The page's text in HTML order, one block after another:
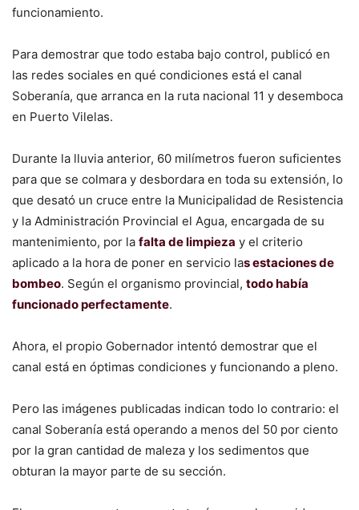
funcionamiento.
Para demostrar que todo estaba bajo control, publicó en
las redes sociales en qué condiciones está el canal
Soberanía, que arranca en la ruta nacional 11 y desemboca
en Puerto Vilelas.
Durante la lluvia anterior, 60 milímetros fueron suficientes
para que se colmara y desbordara en toda su extensión, lo
que desató un cruce entre la Municipalidad de Resistencia
y la Administración Provincial el Agua, encargada de su
mantenimiento, por la falta de limpieza y el criterio
aplicado a la hora de poner en servicio las estaciones de
bombeo. Según el organismo provincial, todo había
funcionado perfectamente.
Ahora, el propio Gobernador intentó demostrar que el
canal está en óptimas condiciones y funcionando a pleno.
Pero las imágenes publicadas indican todo lo contrario: el
canal Soberanía está operando a menos del 50 por ciento
por la gran cantidad de maleza y los sedimentos que
obturan la mayor parte de su sección.